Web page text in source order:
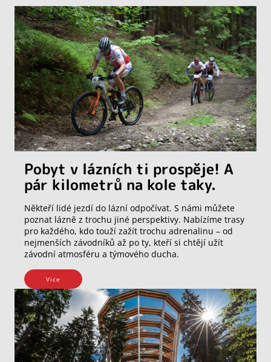
Pobyt v lázních ti prospěje! A
pár kilometrů na kole taky.
Někteří lidé jezdí do lázní odpočívat. S námi můžete
poznat lázně z trochu jiné perspektivy. Nabízíme trasy
pro každého, kdo touží zažít trochu adrenalinu – od
nejmenších závodníků až po ty, kteří si chtějí užít
závodní atmosféru a týmového ducha.
Vice